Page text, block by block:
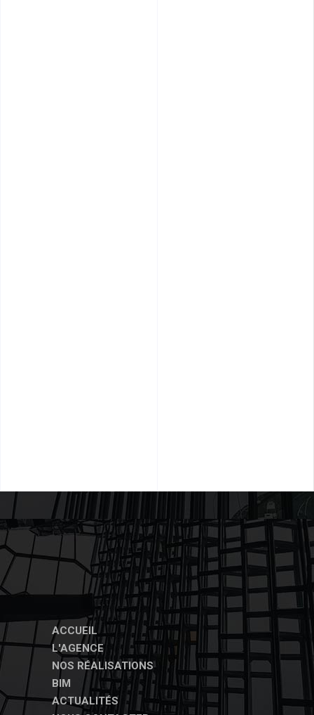
ACCUEIL
L'AGENCE
NOS RÉALISATIONS
BIM
ACTUALITÉS